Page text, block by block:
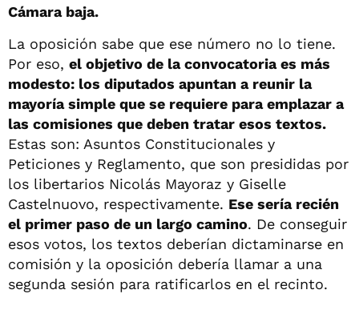
Cámara baja.
La oposición sabe que ese número no lo tiene.
Por eso, el objetivo de la convocatoria es más
modesto: los diputados apuntan a reunir la
mayoría simple que se requiere para emplazar a
las comisiones que deben tratar esos textos.
Estas son: Asuntos Constitucionales y
Peticiones y Reglamento, que son presididas por
los libertarios Nicolás Mayoraz y Giselle
Castelnuovo, respectivamente. Ese sería recién
el primer paso de un largo camino. De conseguir
esos votos, los textos deberían dictaminarse en
comisión y la oposición debería llamar a una
segunda sesión para ratificarlos en el recinto.